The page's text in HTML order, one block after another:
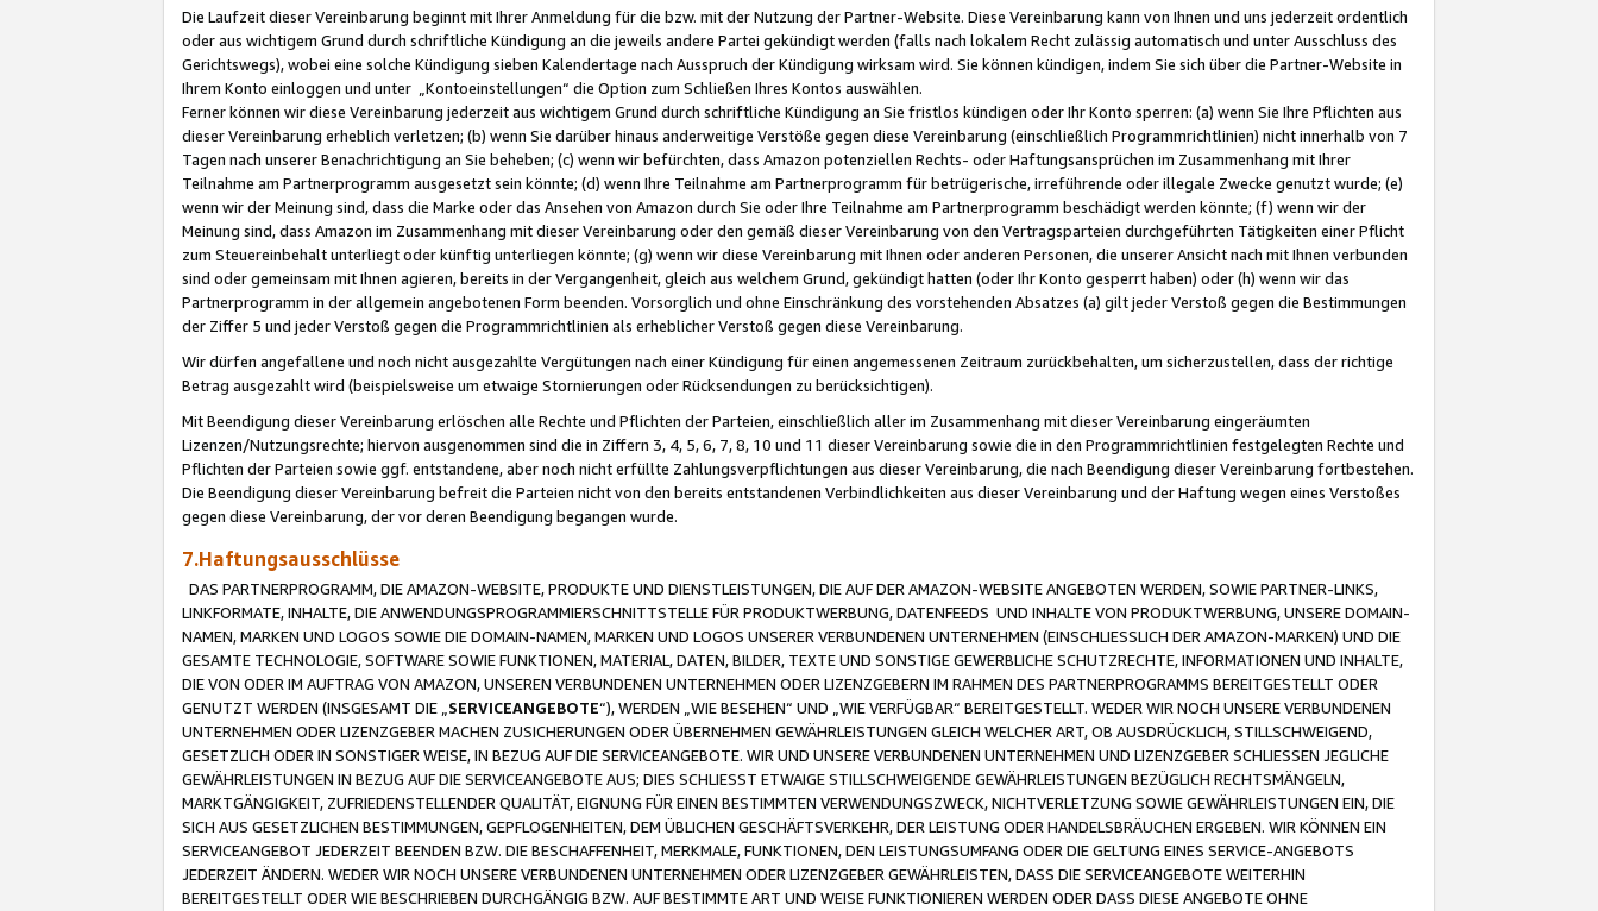
Die Laufzeit dieser Vereinbarung beginnt mit Ihrer Anmeldung für die bzw. mit der Nutzung der Partner-Website. Diese Vereinbarung kann von Ihnen und uns jederzeit ordentlich
oder aus wichtigem Grund durch schriftliche Kündigung an die jeweils andere Partei gekündigt werden (falls nach lokalem Recht zulässig automatisch und unter Ausschluss des
Gerichtswegs), wobei eine solche Kündigung sieben Kalendertage nach Ausspruch der Kündigung wirksam wird. Sie können kündigen, indem Sie sich über die Partner-Website in
Ihrem Konto einloggen und unter „Kontoeinstellungen“ die Option zum Schließen Ihres Kontos auswählen.
Ferner können wir diese Vereinbarung jederzeit aus wichtigem Grund durch schriftliche Kündigung an Sie fristlos kündigen oder Ihr Konto sperren: (a) wenn Sie Ihre Pflichten aus
dieser Vereinbarung erheblich verletzen; (b) wenn Sie darüber hinaus anderweitige Verstöße gegen diese Vereinbarung (einschließlich Programmrichtlinien) nicht innerhalb von 7
Tagen nach unserer Benachrichtigung an Sie beheben; (c) wenn wir befürchten, dass Amazon potenziellen Rechts- oder Haftungsansprüchen im Zusammenhang mit Ihrer
Teilnahme am Partnerprogramm ausgesetzt sein könnte; (d) wenn Ihre Teilnahme am Partnerprogramm für betrügerische, irreführende oder illegale Zwecke genutzt wurde; (e)
wenn wir der Meinung sind, dass die Marke oder das Ansehen von Amazon durch Sie oder Ihre Teilnahme am Partnerprogramm beschädigt werden könnte; (f) wenn wir der
Meinung sind, dass Amazon im Zusammenhang mit dieser Vereinbarung oder den gemäß dieser Vereinbarung von den Vertragsparteien durchgeführten Tätigkeiten einer Pflicht
zum Steuereinbehalt unterliegt oder künftig unterliegen könnte; (g) wenn wir diese Vereinbarung mit Ihnen oder anderen Personen, die unserer Ansicht nach mit Ihnen verbunden
sind oder gemeinsam mit Ihnen agieren, bereits in der Vergangenheit, gleich aus welchem Grund, gekündigt hatten (oder Ihr Konto gesperrt haben) oder (h) wenn wir das
Partnerprogramm in der allgemein angebotenen Form beenden. Vorsorglich und ohne Einschränkung des vorstehenden Absatzes (a) gilt jeder Verstoß gegen die Bestimmungen
der Ziffer 5 und jeder Verstoß gegen die Programmrichtlinien als erheblicher Verstoß gegen diese Vereinbarung.
Wir dürfen angefallene und noch nicht ausgezahlte Vergütungen nach einer Kündigung für einen angemessenen Zeitraum zurückbehalten, um sicherzustellen, dass der richtige
Betrag ausgezahlt wird (beispielsweise um etwaige Stornierungen oder Rücksendungen zu berücksichtigen).
Mit Beendigung dieser Vereinbarung erlöschen alle Rechte und Pflichten der Parteien, einschließlich aller im Zusammenhang mit dieser Vereinbarung eingeräumten
Lizenzen/Nutzungsrechte; hiervon ausgenommen sind die in Ziffern 3, 4, 5, 6, 7, 8, 10 und 11 dieser Vereinbarung sowie die in den Programmrichtlinien festgelegten Rechte und
Pflichten der Parteien sowie ggf. entstandene, aber noch nicht erfüllte Zahlungsverpflichtungen aus dieser Vereinbarung, die nach Beendigung dieser Vereinbarung fortbestehen.
Die Beendigung dieser Vereinbarung befreit die Parteien nicht von den bereits entstandenen Verbindlichkeiten aus dieser Vereinbarung und der Haftung wegen eines Verstoßes
gegen diese Vereinbarung, der vor deren Beendigung begangen wurde.
7.Haftungsausschlüsse
DAS PARTNERPROGRAMM, DIE AMAZON-WEBSITE, PRODUKTE UND DIENSTLEISTUNGEN, DIE AUF DER AMAZON-WEBSITE ANGEBOTEN WERDEN, SOWIE PARTNER-LINKS,
LINKFORMATE, INHALTE, DIE ANWENDUNGSPROGRAMMIERSCHNITTSTELLE FÜR PRODUKTWERBUNG, DATENFEEDS UND INHALTE VON PRODUKTWERBUNG, UNSERE DOMAIN-
NAMEN, MARKEN UND LOGOS SOWIE DIE DOMAIN-NAMEN, MARKEN UND LOGOS UNSERER VERBUNDENEN UNTERNEHMEN (EINSCHLIESSLICH DER AMAZON-MARKEN) UND DIE
GESAMTE TECHNOLOGIE, SOFTWARE SOWIE FUNKTIONEN, MATERIAL, DATEN, BILDER, TEXTE UND SONSTIGE GEWERBLICHE SCHUTZRECHTE, INFORMATIONEN UND INHALTE,
DIE VON ODER IM AUFTRAG VON AMAZON, UNSEREN VERBUNDENEN UNTERNEHMEN ODER LIZENZGEBERN IM RAHMEN DES PARTNERPROGRAMMS BEREITGESTELLT ODER
GENUTZT WERDEN (INSGESAMT DIE „ SERVICEANGEBOTE“), WERDEN „WIE BESEHEN“ UND „WIE VERFÜGBAR“ BEREITGESTELLT. WEDER WIR NOCH UNSERE VERBUNDENEN
UNTERNEHMEN ODER LIZENZGEBER MACHEN ZUSICHERUNGEN ODER ÜBERNEHMEN GEWÄHRLEISTUNGEN GLEICH WELCHER ART, OB AUSDRÜCKLICH, STILLSCHWEIGEND,
GESETZLICH ODER IN SONSTIGER WEISE, IN BEZUG AUF DIE SERVICEANGEBOTE. WIR UND UNSERE VERBUNDENEN UNTERNEHMEN UND LIZENZGEBER SCHLIESSEN JEGLICHE
GEWÄHRLEISTUNGEN IN BEZUG AUF DIE SERVICEANGEBOTE AUS; DIES SCHLIESST ETWAIGE STILLSCHWEIGENDE GEWÄHRLEISTUNGEN BEZÜGLICH RECHTSMÄNGELN,
MARKTGÄNGIGKEIT, ZUFRIEDENSTELLENDER QUALITÄT, EIGNUNG FÜR EINEN BESTIMMTEN VERWENDUNGSZWECK, NICHTVERLETZUNG SOWIE GEWÄHRLEISTUNGEN EIN, DIE
SICH AUS GESETZLICHEN BESTIMMUNGEN, GEPFLOGENHEITEN, DEM ÜBLICHEN GESCHÄFTSVERKEHR, DER LEISTUNG ODER HANDELSBRÄUCHEN ERGEBEN. WIR KÖNNEN EIN
SERVICEANGEBOT JEDERZEIT BEENDEN BZW. DIE BESCHAFFENHEIT, MERKMALE, FUNKTIONEN, DEN LEISTUNGSUMFANG ODER DIE GELTUNG EINES SERVICE-ANGEBOTS
JEDERZEIT ÄNDERN. WEDER WIR NOCH UNSERE VERBUNDENEN UNTERNEHMEN ODER LIZENZGEBER GEWÄHRLEISTEN, DASS DIE SERVICEANGEBOTE WEITERHIN
BEREITGESTELLT ODER WIE BESCHRIEBEN DURCHGÄNGIG BZW. AUF BESTIMMTE ART UND WEISE FUNKTIONIEREN WERDEN ODER DASS DIESE ANGEBOTE OHNE